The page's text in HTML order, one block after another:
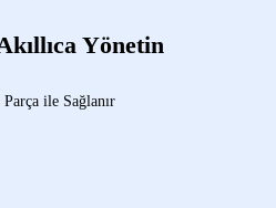
Yönetin
ile Sağlanır